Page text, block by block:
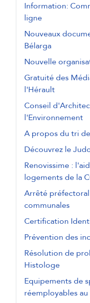
Information:
ligne
Nouveaux
Bélarga
Nouvelle
Gratuité des
l'Hérault
Conseil
l'Environnement
A propos du tri
Découvrez le
Renovissime :
logements de la
Arrêté
communales
Certification
Prévention des
Résolution de
Histologe
Equipements de
réemployables au